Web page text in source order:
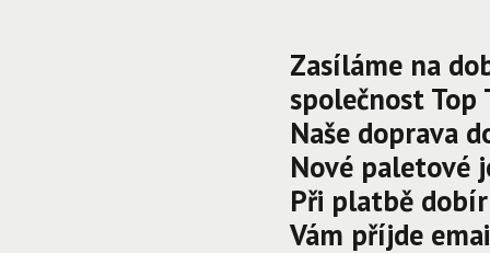
Zasíláme na
společnost Top
Naše doprava
Nové paletové
Při platbě
Vám příjde